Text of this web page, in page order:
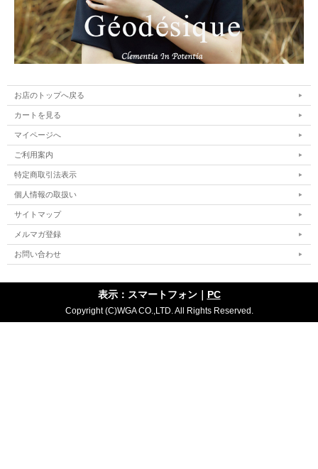
お店のトップへ戻る
カートを見る
マイページへ
ご利用案内
特定商取引法表示
個人情報の取扱い
サイトマップ
メルマガ登録
お問い合わせ
表示：スマートフォン｜ PC
Copyright (C)WGA CO.,LTD. All Rights Reserved.